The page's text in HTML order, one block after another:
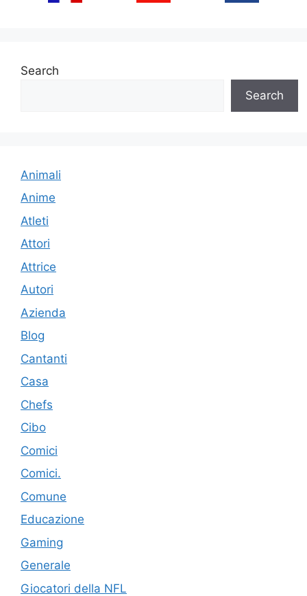
Search
Search
Animali
Anime
Atleti
Attori
Attrice
Autori
Azienda
Blog
Cantanti
Casa
Chefs
Cibo
Comici
Comici.
Comune
Educazione
Gaming
Generale
Giocatori della NFL